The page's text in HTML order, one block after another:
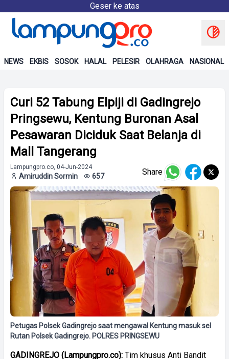
Geser ke atas
NEWS EKBIS SOSOK HALAL PELESIR OLAHRAGA NASIONAL
Curi 52 Tabung Elpiji di Gadingrejo
Pringsewu, Kentung Buronan Asal
Pesawaran Diciduk Saat Belanja di
Mall Tangerang
Lampungpro.co, 04-Jun-2024
Amiruddin Sormin 657 Share
Petugas Polsek Gadingrejo saat mengawal Kentung masuk sel
Rutan Polsek Gadingrejo. POLRES PRINGSEWU
GADINGREJO (Lampungpro.co): Tim khusus Anti Bandit